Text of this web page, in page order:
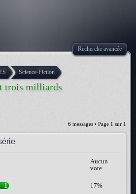
Recherche avancée
Science-Fiction
trois milliards
6 messages • Page 1 sur 1
Aucun
vote
1
17%